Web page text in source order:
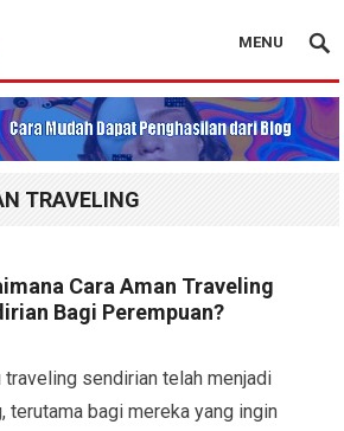
MENU
TRAVELING
Cara Aman Traveling
Bagi Perempuan?
traveling sendirian telah menjadi
terutama bagi mereka yang ingin